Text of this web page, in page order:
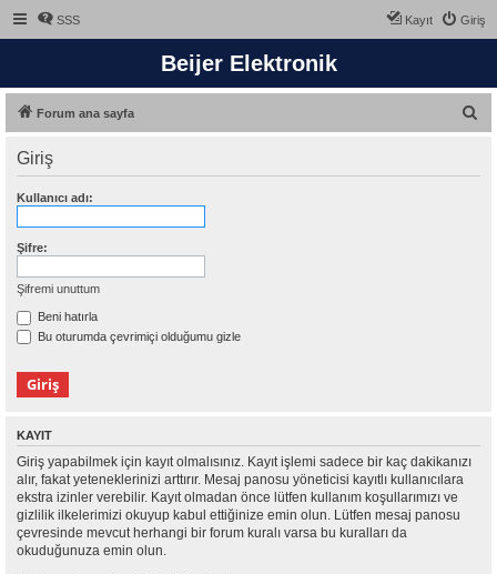
SSS Giriş
Kayıt
Beijer Elektronik
Forum ana sayfa
Giriş
Kullanıcı adı:
Şifre:
Şifremi unuttum
Beni hatırla
Bu oturumda çevrimiçi olduğumu gizle
KAYIT
Giriş yapabilmek için kayıt olmalısınız. Kayıt işlemi sadece bir kaç dakikanızı
alır, fakat yeteneklerinizi arttırır. Mesaj panosu yöneticisi kayıtlı kullanıcılara
ekstra izinler verebilir. Kayıt olmadan önce lütfen kullanım koşullarımızı ve
gizlilik ilkelerimizi okuyup kabul ettiğinize emin olun. Lütfen mesaj panosu
çevresinde mevcut herhangi bir forum kuralı varsa bu kuralları da
okuduğunuza emin olun.